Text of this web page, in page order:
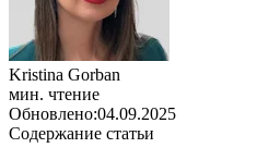
Kristina Gorban
мин. чтение
Обновлено:04.09.2025
Содержание статьи